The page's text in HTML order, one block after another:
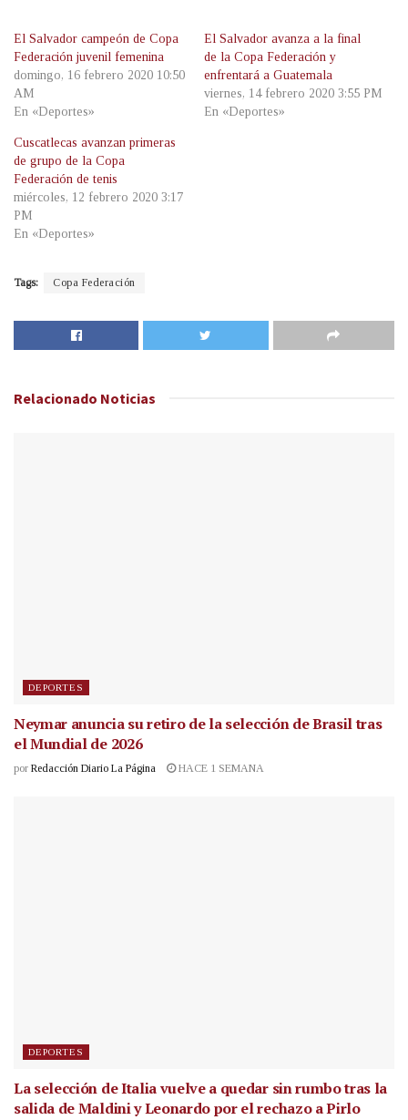
El Salvador campeón de Copa
Federación juvenil femenina
domingo, 16 febrero 2020 10:50
AM
En «Deportes»
El Salvador avanza a la final
de la Copa Federación y
enfrentará a Guatemala
viernes, 14 febrero 2020 3:55 PM
En «Deportes»
Cuscatlecas avanzan primeras
de grupo de la Copa
Federación de tenis
miércoles, 12 febrero 2020 3:17
PM
En «Deportes»
Tags: Copa Federación
Relacionado Noticias
DEPORTES
Neymar anuncia su retiro de la selección de Brasil tras
el Mundial de 2026
por Redacción Diario La Página HACE 1 SEMANA
DEPORTES
La selección de Italia vuelve a quedar sin rumbo tras la
salida de Maldini y Leonardo por el rechazo a Pirlo